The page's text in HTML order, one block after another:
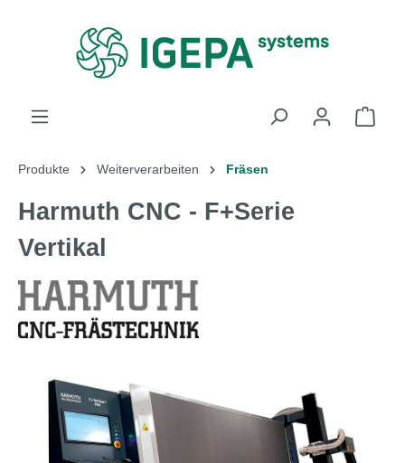
Produkte Weiterverarbeiten Fräsen
Harmuth CNC - F+Serie
Vertikal
Bildergalerie überspringen